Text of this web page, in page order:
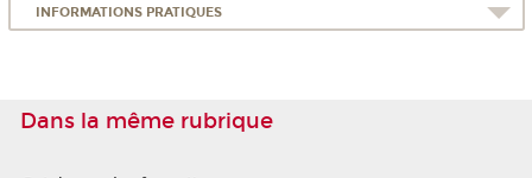
INFORMATIONS PRATIQUES
Dans la même rubrique